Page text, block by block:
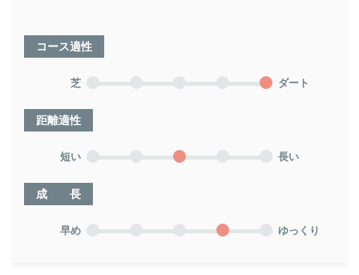
コース適性
芝 ダート
距離適性
短い 長い
成 長
早め ゆっくり